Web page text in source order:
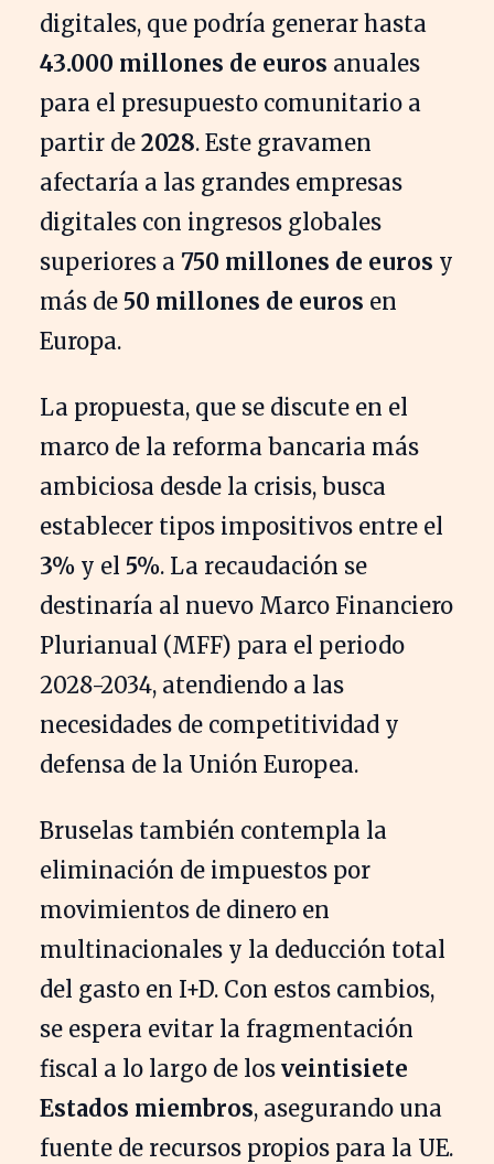
digitales, que podría generar hasta
43.000 millones de euros anuales
para el presupuesto comunitario a
partir de 2028. Este gravamen
afectaría a las grandes empresas
digitales con ingresos globales
superiores a 750 millones de euros y
más de 50 millones de euros en
Europa.
La propuesta, que se discute en el
marco de la reforma bancaria más
ambiciosa desde la crisis, busca
establecer tipos impositivos entre el
3% y el 5%. La recaudación se
destinaría al nuevo Marco Financiero
Plurianual (MFF) para el periodo
2028-2034, atendiendo a las
necesidades de competitividad y
defensa de la Unión Europea.
Bruselas también contempla la
eliminación de impuestos por
movimientos de dinero en
multinacionales y la deducción total
del gasto en I+D. Con estos cambios,
se espera evitar la fragmentación
fiscal a lo largo de los veintisiete
Estados miembros, asegurando una
fuente de recursos propios para la UE.